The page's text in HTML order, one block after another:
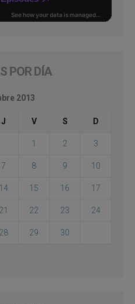
POR DÍA
2013
J V S D
1 2 3
7 8 9 10
14 15 16 17
21 22 23 24
28 29 30